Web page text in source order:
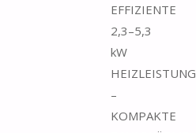
EFFIZIENTE
2,3–5,3
kW
HEIZLEISTUNG
–
KOMPAKTE